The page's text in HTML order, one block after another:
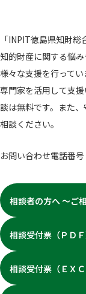
「INPIT徳島県知財
知的財産に関する悩
様々な支援を行って
専門家を活用して支
談は無料です。また
相談ください。
お問い合わせ電話番
相談者の方へ ～ご
相談受付票（ＰＤＦ
相談受付票（ＥＸＣ